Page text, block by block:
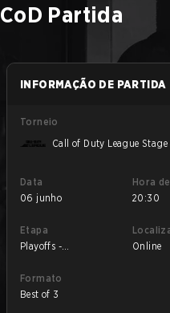
CoD Partida
INFORMAÇÃO DE PARTIDA
Torneio
Call of Duty League
Data
06 junho
Hora
20:30
Etapa
Playoffs -
Online
Formato
Best of 3